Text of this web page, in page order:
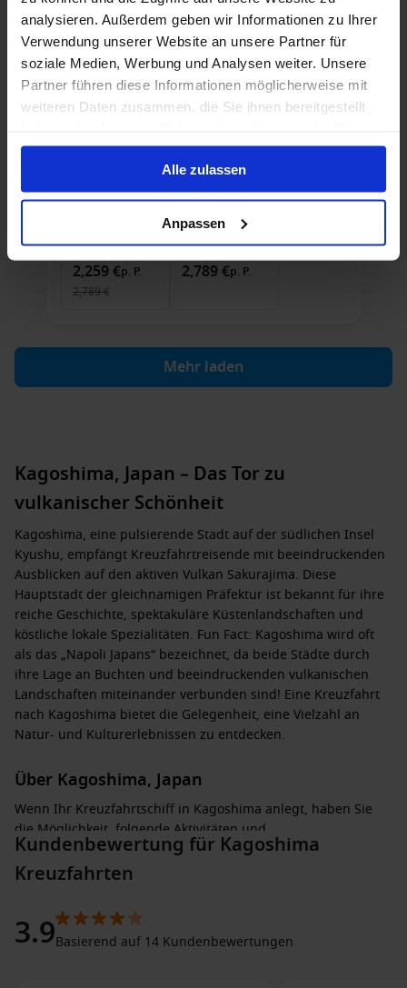
analysieren. Außerdem geben wir Informationen zu Ihrer
Verwendung unserer Website an unsere Partner für
soziale Medien, Werbung und Analysen weiter. Unsere
Partner führen diese Informationen möglicherweise mit
weiteren Daten zusammen, die Sie ihnen bereitgestellt
gesammelt haben.
Alle zulassen
Anpassen
Japan ab Tokio, Japan auf der Westerdam
Ab / An Tokio
Westerdam
Bis zu 149 € Bordguthaben
28 Feb. 2027 14Nächte Keine alternativen
Außenkabineab
2,259 €p. P.
2,789 €
Balkonkabineab
2,789 €p. P.
Mehr laden
Kagoshima, Japan – Das Tor zu
vulkanischer Schönheit
Kagoshima, eine pulsierende Stadt auf der südlichen Insel
Kyushu, empfängt Kreuzfahrtreisende mit beeindruckenden
Ausblicken auf den aktiven Vulkan Sakurajima. Diese
Hauptstadt der gleichnamigen Präfektur ist bekannt für ihre
reiche Geschichte, spektakuläre Küstenlandschaften und
köstliche lokale Spezialitäten. Fun Fact: Kagoshima wird oft
als das „Napoli Japans“ bezeichnet, da beide Städte durch
ihre Lage an Buchten und beeindruckenden vulkanischen
Landschaften miteinander verbunden sind! Eine Kreuzfahrt
nach Kagoshima bietet die Gelegenheit, eine Vielzahl an
Natur- und Kulturerlebnissen zu entdecken.
Über Kagoshima, Japan
Wenn Ihr Kreuzfahrtschiff in Kagoshima anlegt, haben Sie
die Möglichkeit, folgende Aktivitäten und
Sehenswürdigkeiten zu genießen:
zur gleichnamigen Insel oder fahren Sie mit dem Auto zur
Aussichtsplattform, um atemberaubende Ausblicke auf
den Vulkan und die Bucht zu genießen.
Kundenbewertung für Kagoshima
Kreuzfahrten
3.9Basierend auf 14 Kundenbewertungen